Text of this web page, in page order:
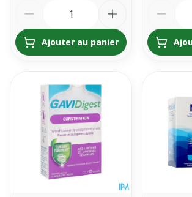
Ajouter au panier